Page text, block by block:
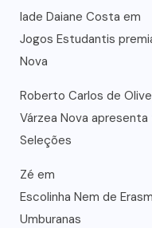
lade Daiane Costa em
Jogos Estudantis
Nova
Roberto Carlos de
Várzea Nova
Seleções
Zé em
Escolinha Nem de
Umburanas